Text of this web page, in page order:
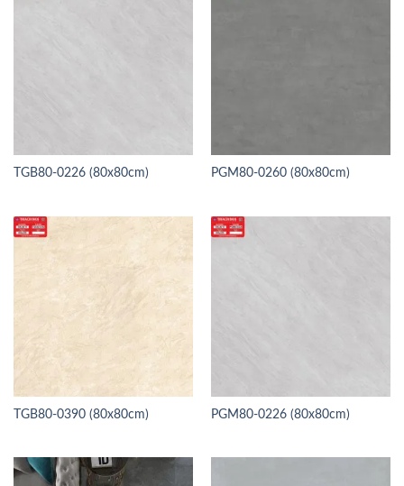
TGB80-0226 (80x80cm) PGM80-0260 (80x80cm)
TGB80-0390 (80x80cm) PGM80-0226 (80x80cm)